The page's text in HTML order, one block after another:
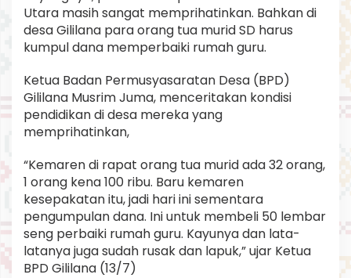
Utara masih sangat memprihatinkan. Bahkan di
desa Gililana para orang tua murid SD harus
kumpul dana memperbaiki rumah guru.
Ketua Badan Permusyasaratan Desa (BPD)
Gililana Musrim Juma, menceritakan kondisi
pendidikan di desa mereka yang
memprihatinkan,
“Kemaren di rapat orang tua murid ada 32 orang,
1 orang kena 100 ribu. Baru kemaren
kesepakatan itu, jadi hari ini sementara
pengumpulan dana. Ini untuk membeli 50 lembar
seng perbaiki rumah guru. Kayunya dan lata-
latanya juga sudah rusak dan lapuk,” ujar Ketua
BPD Gililana (13/7)